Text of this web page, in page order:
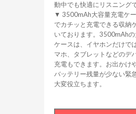
動中でも快適にリスニング
▼ 3500mAh大容量充電ケ
でカチッと充電できる収納
いております。3500mAh
ケースは、イヤホンだけで
マホ、タブレットなどのデ
充電もできます。お出かけ
バッテリー残量が少ない緊
大変役立ちます。